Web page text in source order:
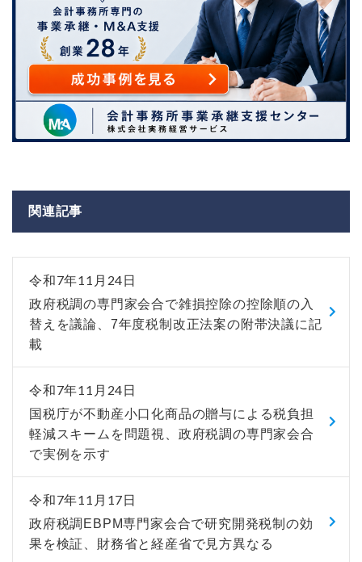
関連記事
令和7年11月24日
政府税調の専門家会合で雑損控除の控除順の入
替えを議論、7年度税制改正法案の附帯決議に記
載
令和7年11月24日
国税庁が不動産小口化商品の贈与による税負担
軽減スキームを問題視、政府税調の専門家会合
で実例を示す
令和7年11月17日
政府税調EBPM専門家会合で研究開発税制の効
果を検証、財務省と経産省で見方異なる